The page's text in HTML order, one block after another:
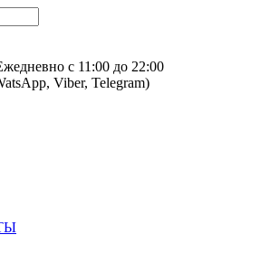
с 11:00 до 22:00
Viber, Telegram)